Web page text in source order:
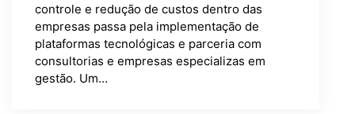
controle e redução de custos dentro das
empresas passa pela implementação de
plataformas tecnológicas e parceria com
consultorias e empresas especializas em
gestão. Um…